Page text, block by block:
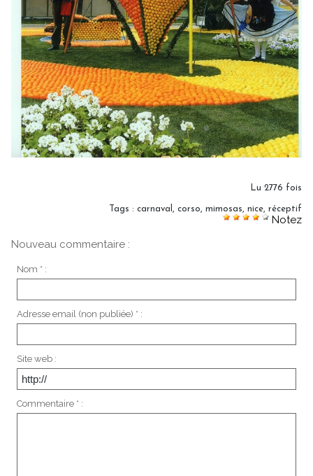
Lu 2776 fois
Tags : carnaval , corso, mimosas, nice, réceptif
Notez
Nouveau commentaire :
Nom * :
Adresse email (non publiée) * :
Site web :
Commentaire * :